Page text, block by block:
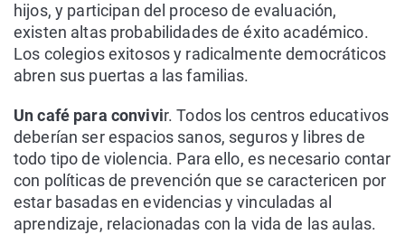
hijos, y participan del proceso de evaluación,
existen altas probabilidades de éxito académico.
Los colegios exitosos y radicalmente democráticos
abren sus puertas a las familias.
Un café para convivir. Todos los centros educativos
deberían ser espacios sanos, seguros y libres de
todo tipo de violencia. Para ello, es necesario contar
con políticas de prevención que se caractericen por
estar basadas en evidencias y vinculadas al
aprendizaje, relacionadas con la vida de las aulas.